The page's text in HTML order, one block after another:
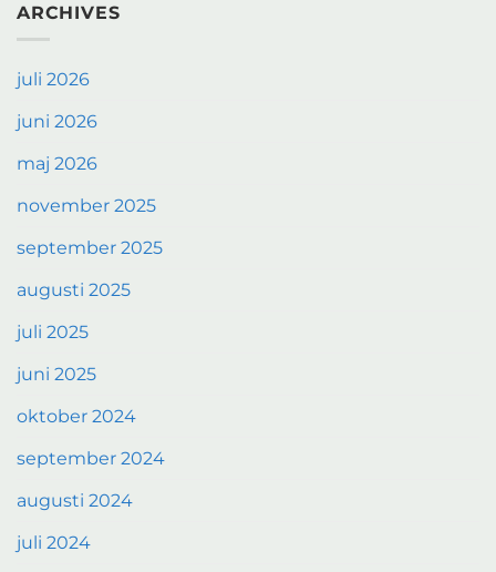
ARCHIVES
juli 2026
juni 2026
maj 2026
november 2025
september 2025
augusti 2025
juli 2025
juni 2025
oktober 2024
september 2024
augusti 2024
juli 2024